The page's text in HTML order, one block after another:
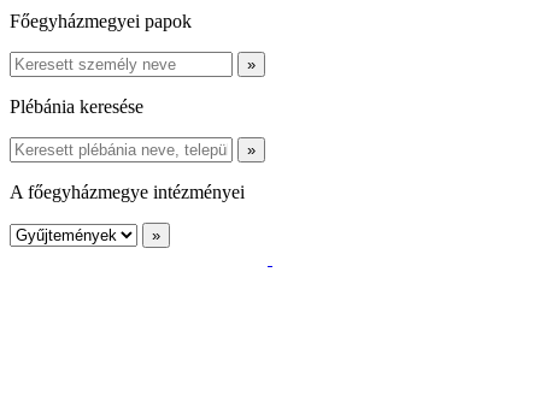
Főegyházmegyei papok
Plébánia keresése
A főegyházmegye intézményei